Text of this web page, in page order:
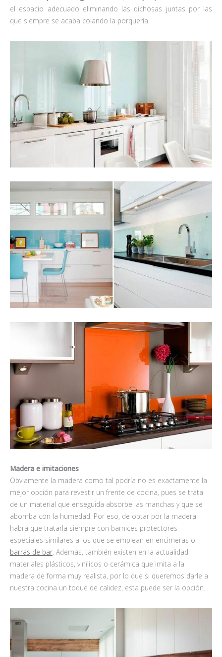
el espacio adecuado eliminando las dichosas juntas por las
que siempre se acaba colando la porquería.
Madera e imitaciones
Obviamente la madera como tal podría no es exactamente la
mejor opción para revestir un frente de cocina, pues se trata
de un material que enseguida absorbe las manchas y que se
abomba con la humedad. Por eso, de optar por la madera
habrá que tratarla siempre con barnices protectores
especiales similares a los que se emplean en encimeras o
barras de bar. Además, también existen en la actualidad
materiales plásticos, vinílicos o cerámica que imita a la
madera de forma muy realista, por lo que si queremos darle a
nuestra cocina un toque de calidez, esta puede ser la opción.